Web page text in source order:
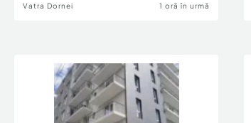
Vatra Dornei 1 oră în urmă